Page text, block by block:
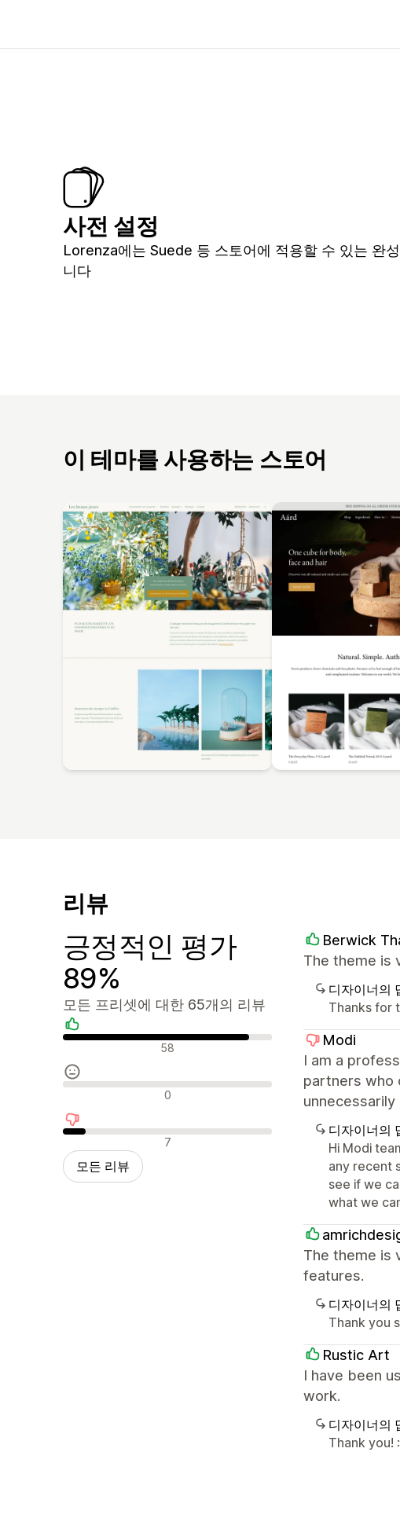
사전 설정
Lorenza에는 Suede 등 스토어에 적용할 수 있는 완
니다
이 테마를 사용하는 스토어
리뷰
긍정적인 평가
89%
모든 프리셋에 대한 65개의 리뷰
긍정적인 리뷰 58
중립적인 리뷰 0
부정적인 리뷰 7
모든 리뷰
Berwick
The theme is
디자이너의
Thanks for
Modi
I am a
partners who
디자이너의
Hi Modi
any recent
see if we
what we
The theme is
features.
디자이너의
Thank you
Rustic Art
I have been
work.
디자이너의
Thank you!